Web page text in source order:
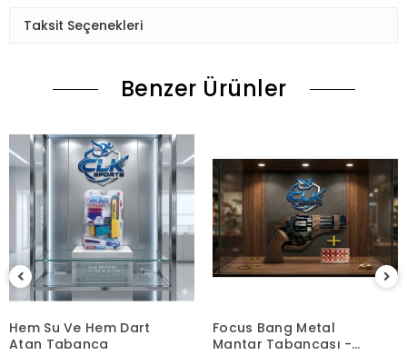
Taksit Seçenekleri
Benzer Ürünler
Hem Su Ve Hem Dart
Atan Tabanca
Focus Bang Metal
Mantar Tabancası -